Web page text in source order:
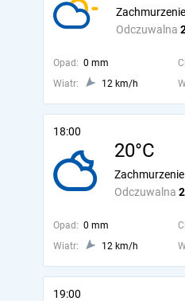
Odczuwalna
Opad: 0 mm
Wiatr:
12 km/h
18:00
20°C
Odczuwalna
Opad: 0 mm
Wiatr:
12 km/h
19:00